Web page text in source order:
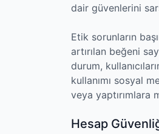
dair güvenlerini
Etik sorunların
artırılan beğeni
durum,
kullanımı sosyal
veya yaptırımlara
Hesap